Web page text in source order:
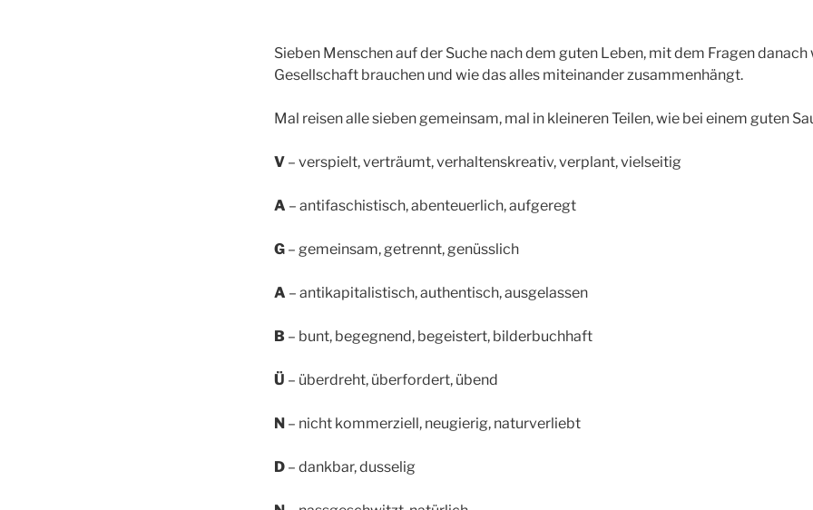
Sieben Menschen auf der Suche nach dem guten Leben, mit dem Fragen danach
Gesellschaft brauchen und wie das alles miteinander zusammenhängt.
Mal reisen alle sieben gemeinsam, mal in kleineren Teilen, wie bei einem guten
V – verspielt, verträumt, verhaltenskreativ, verplant, vielseitig
A – antifaschistisch, abenteuerlich, aufgeregt
G – gemeinsam, getrennt, genüsslich
A – antikapitalistisch, authentisch, ausgelassen
B – bunt, begegnend, begeistert, bilderbuchhaft
Ü – überdreht, überfordert, übend
N – nicht kommerziell, neugierig, naturverliebt
D – dankbar, dusselig